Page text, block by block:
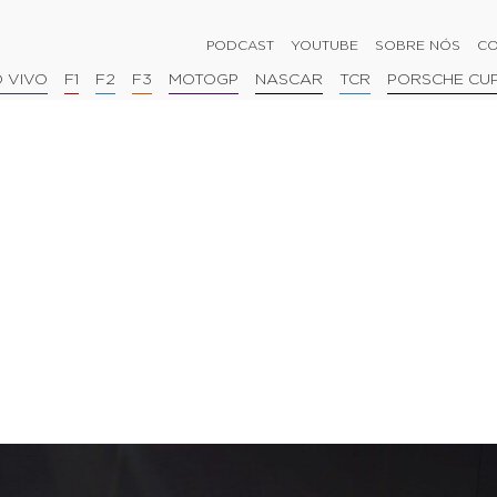
PODCAST YOUTUBE SOBRE NÓS
VIVO F1 F2 F3 MOTOGP NASCAR TCR PORSCHE